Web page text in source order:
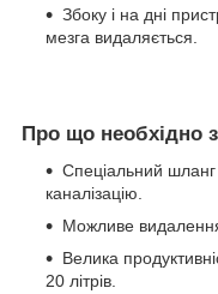
Збоку і на дні
мезга видаляється.
Про що необхідно
Спеціальний
каналізацію.
Можливе
Велика
20 літрів.